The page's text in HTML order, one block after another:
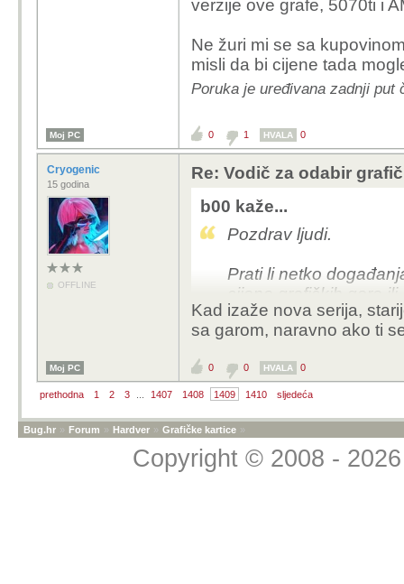
verzije ove grafe, 5070ti i
Ne žuri mi se sa
misli da bi cijene tada
Poruka je uređivana zadnji put
Moj PC 0 1 HVALA 0
Cryogenic
15 godina
OFFLINE
Re: Vodič za odabir
b00 kaže...
Pozdrav ljudi.
Prati li netko
cijene grafičkih gore
Htio bi kupiti 5080
Ne žuri mi se sa
Kad izaže nova serija,
sa garom, naravno ako ti
Moj PC 0 0 HVALA 0
prethodna 1 2 3 1407 1408 1409 1410 sljedeća
Bug.hr » Forum » Hardver » Grafičke kartice »
Copyright © 2008 -